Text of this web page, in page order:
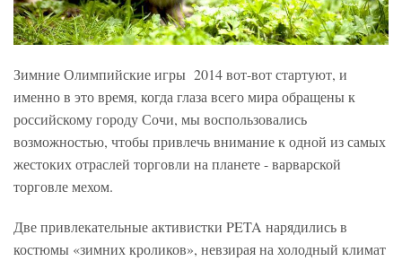
Зимние Олимпийские игры 2014 вот-вот стартуют, и
именно в это время, когда глаза всего мира обращены к
российскому городу Сочи, мы воспользовались
возможностью, чтобы привлечь внимание к одной из самых
жестоких отраслей торговли на планете - варварской
торговле мехом.
Две привлекательные активистки PETA нарядились в
костюмы «зимних кроликов», невзирая на холодный климат